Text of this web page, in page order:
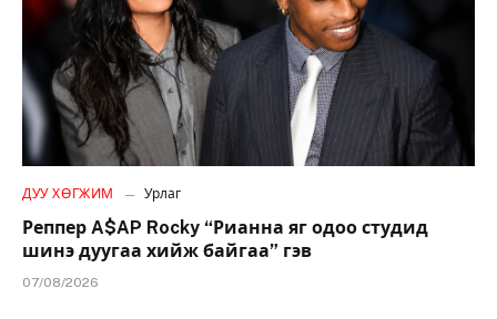
ДУУ ХӨГЖИМ Урлаг
Реппер A$AP Rocky “Рианна яг одоо студид
шинэ дуугаа хийж байгаа” гэв
07/08/2026